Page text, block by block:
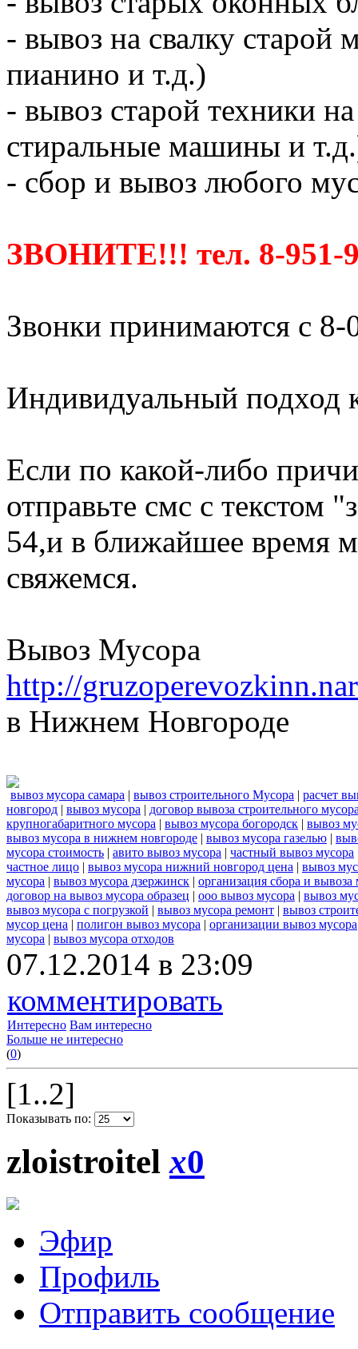
- вывоз на свалку
пианино и т.д.)
- вывоз старой техники
стиральные машины и
- сбор и вывоз любого
ЗВОНИТЕ!!! тел. 8-951-
Звонки принимаются с
Индивидуальный подход
Если по какой-либо
отправьте смс с текстом
54,и в ближайшее время
свяжемся.
Вывоз Мусора
http://
в Нижнем Новгороде
вывоз мусора самара | вывоз строительного Мусора | расчет
новгород | вывоз мусора | договор вывоза строительного
крупногабаритного мусора | вывоз мусора богородск | вывоз
вывоз мусора в нижнем новгороде | вывоз мусора газелью |
мусора стоимость | авито вывоз мусора | частный вывоз мусора
частное лицо | вывоз мусора нижний новгород цена | вывоз
мусора | вывоз мусора дзержинск | организация сбора и вывоза
договор на вывоз мусора образец | ооо вывоз мусора | вывоз
вывоз мусора с погрузкой | вывоз мусора ремонт | вывоз
мусор цена | полигон вывоз мусора | организации вывоз мусора
мусора | вывоз мусора отходов
07.12.2014 в 23:09
комментировать
Интересно Вам интересно
Больше не интересно
(0)
[1..2]
Показывать по:
zloistroitelx0
Эфир
Профиль
Отправить сообщение